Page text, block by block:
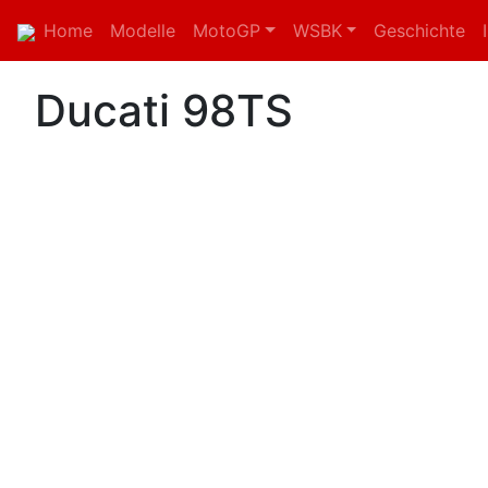
Home Modelle MotoGP WSBK Geschichte
Ducati 98TS